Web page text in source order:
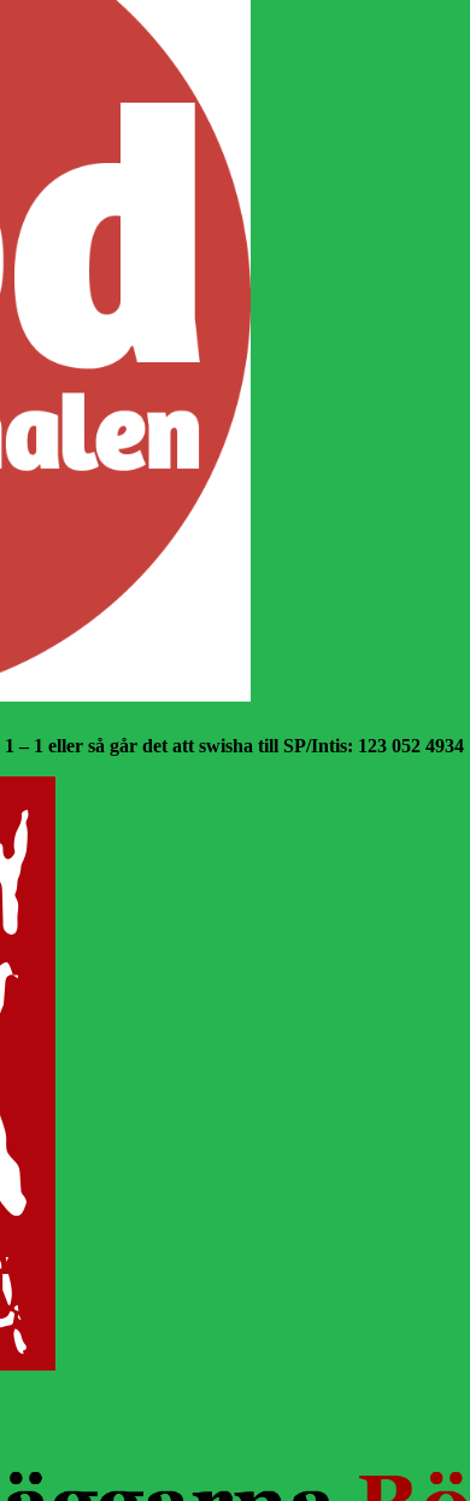
1 eller så går det att swisha till SP/Intis: 123 052 4934